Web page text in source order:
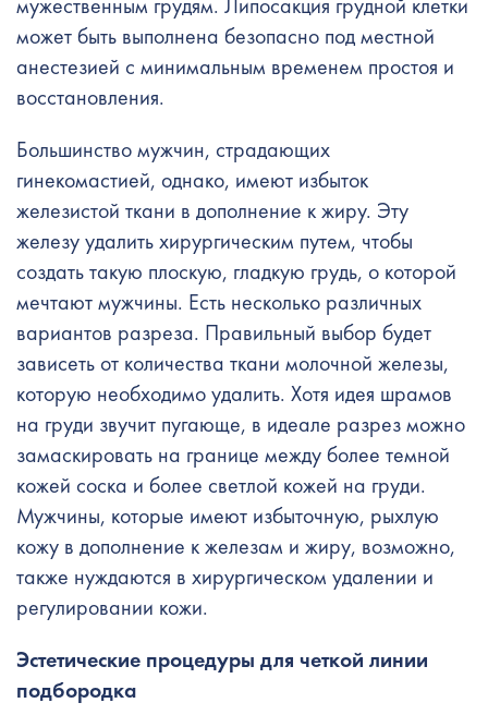
мужественным грудям. Липосакция грудной клетки
может быть выполнена безопасно под местной
анестезией с минимальным временем простоя и
восстановления.
Большинство мужчин, страдающих
гинекомастией, однако, имеют избыток
железистой ткани в дополнение к жиру. Эту
железу удалить хирургическим путем, чтобы
создать такую плоскую, гладкую грудь, о которой
мечтают мужчины. Есть несколько различных
вариантов разреза. Правильный выбор будет
зависеть от количества ткани молочной железы,
которую необходимо удалить. Хотя идея шрамов
на груди звучит пугающе, в идеале разрез можно
замаскировать на границе между более темной
кожей соска и более светлой кожей на груди.
Мужчины, которые имеют избыточную, рыхлую
кожу в дополнение к железам и жиру, возможно,
также нуждаются в хирургическом удалении и
регулировании кожи.
Эстетические процедуры для четкой линии
подбородка